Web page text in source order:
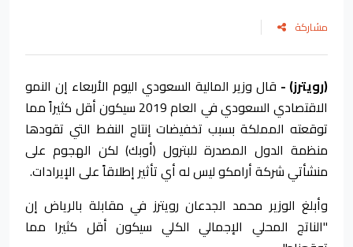
مشاركة
(رويترز) - قال وزير المالية السعودي اليوم الأربعاء إن النمو
الاقتصادي السعودي في العام 2019 سيكون أقل كثيراً مما
توقعته المملكة بسبب تخفيضات إنتاج النفط التي تقودها
منظمة الدول المصدرة للبترول (أوبك) لكن الهجوم على
منشأتي شركة أرامكو ليس له أي تأثير إطلاقاً على الإيرادات.
وأبلغ الوزير محمد الجدعان رويترز في مقابلة بالرياض إن
"الناتج المحلي الإجمالي الكلي سيكون أقل كثيرا مما